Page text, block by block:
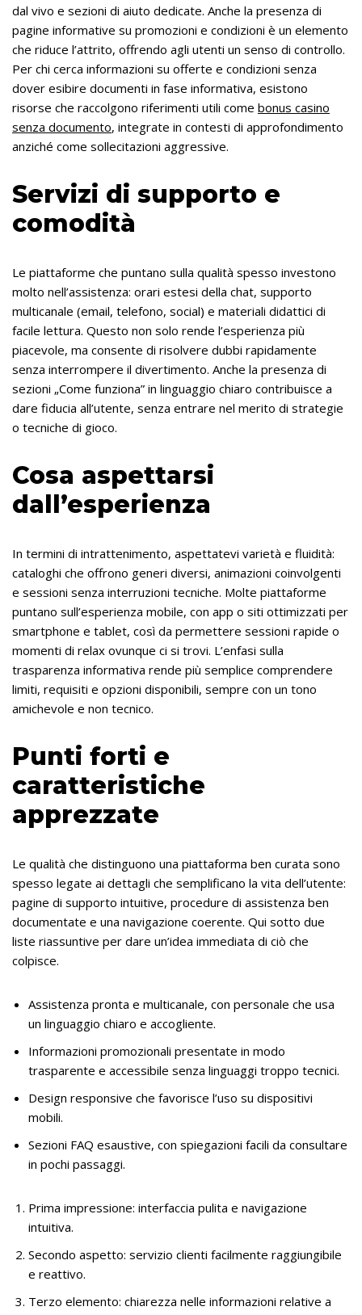
dal vivo e sezioni di aiuto dedicate. Anche la presenza di
pagine informative su promozioni e condizioni è un elemento
che riduce l’attrito, offrendo agli utenti un senso di controllo.
Per chi cerca informazioni su offerte e condizioni senza
dover esibire documenti in fase informativa, esistono
risorse che raccolgono riferimenti utili come bonus casino
senza documento, integrate in contesti di approfondimento
anziché come sollecitazioni aggressive.
Servizi di supporto e
comodità
Le piattaforme che puntano sulla qualità spesso investono
molto nell’assistenza: orari estesi della chat, supporto
multicanale (email, telefono, social) e materiali didattici di
facile lettura. Questo non solo rende l’esperienza più
piacevole, ma consente di risolvere dubbi rapidamente
senza interrompere il divertimento. Anche la presenza di
sezioni „Come funziona” in linguaggio chiaro contribuisce a
dare fiducia all’utente, senza entrare nel merito di strategie
o tecniche di gioco.
Cosa aspettarsi
dall’esperienza
In termini di intrattenimento, aspettatevi varietà e fluidità:
cataloghi che offrono generi diversi, animazioni coinvolgenti
e sessioni senza interruzioni tecniche. Molte piattaforme
puntano sull’esperienza mobile, con app o siti ottimizzati per
smartphone e tablet, così da permettere sessioni rapide o
momenti di relax ovunque ci si trovi. L’enfasi sulla
trasparenza informativa rende più semplice comprendere
limiti, requisiti e opzioni disponibili, sempre con un tono
amichevole e non tecnico.
Punti forti e
caratteristiche
apprezzate
Le qualità che distinguono una piattaforma ben curata sono
spesso legate ai dettagli che semplificano la vita dell’utente:
pagine di supporto intuitive, procedure di assistenza ben
documentate e una navigazione coerente. Qui sotto due
liste riassuntive per dare un’idea immediata di ciò che
colpisce.
Assistenza pronta e multicanale, con personale che usa
un linguaggio chiaro e accogliente.
Informazioni promozionali presentate in modo
trasparente e accessibile senza linguaggi troppo tecnici.
Design responsive che favorisce l’uso su dispositivi
mobili.
Sezioni FAQ esaustive, con spiegazioni facili da consultare
in pochi passaggi.
Prima impressione: interfaccia pulita e navigazione
intuitiva.
Secondo aspetto: servizio clienti facilmente raggiungibile
e reattivo.
Terzo elemento: chiarezza nelle informazioni relative a